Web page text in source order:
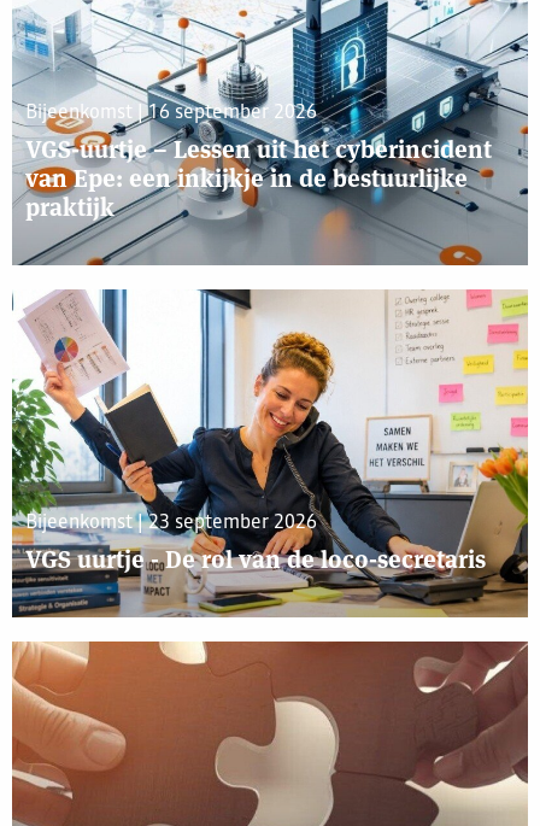
Bijeenkomst | 16 september 2026
VGS-uurtje – Lessen uit het cyberincident
van Epe: een inkijkje in de bestuurlijke
praktijk
Bijeenkomst | 23 september 2026
VGS uurtje - De rol van de loco-secretaris